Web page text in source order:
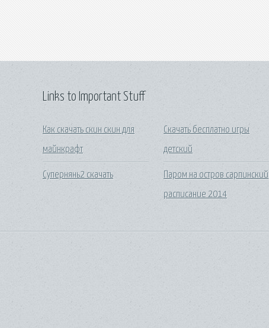
Links to Important Stuff
Как скачать скин скин для
майнкрафт
Супернянь2 скачать
Скачать бесплатно игры
детский
Паром на остров сарпинский
расписание 2014